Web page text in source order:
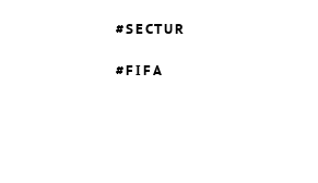
SECTUR
FIFA